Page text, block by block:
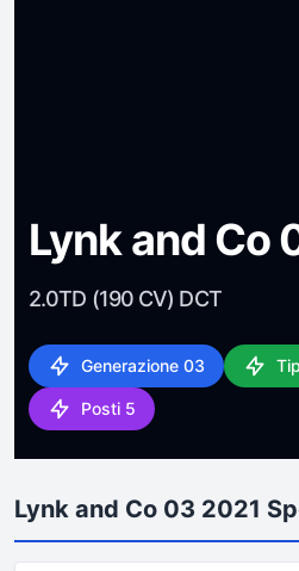
Lynk and Co
2.0TD (190 CV) DCT
Generazione 03
Posti 5
Lynk and Co 03 2021